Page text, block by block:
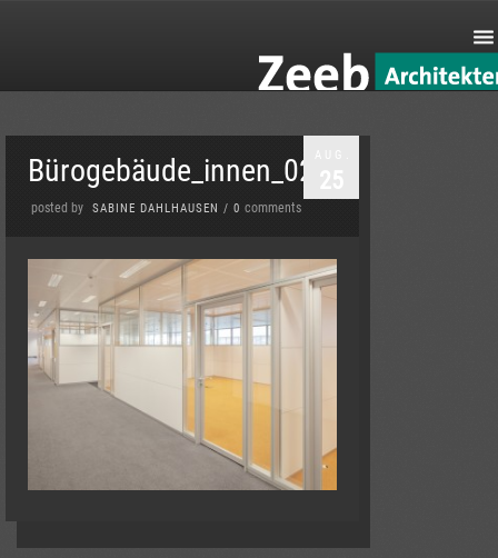
Bürogebäude_innen_02
posted by SABINE DAHLHAUSEN /0comments